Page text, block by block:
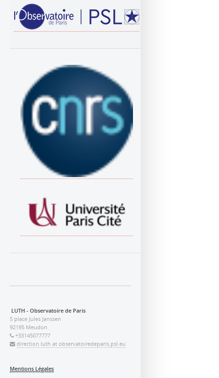
LUTH - Observatoire de Paris
5 place Jules Janssen
92195 Meudon
+33145077777
direction.luth at observatoiredeparis.psl.eu
Mentions Légales